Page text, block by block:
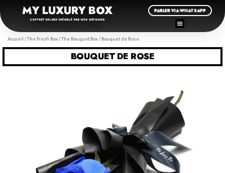
MY LUXURY BOX
COFFRET DELUXE INÉGALÉ PAR NOS ARTISANS
PARLER VIA WHATSAPP
Accueil /The Fresh Box/The Bouquet Box/ Bouquet de Rose
BOUQUET DE ROSE